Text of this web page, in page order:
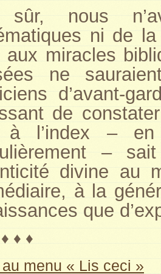
sûr, nous
ni de
aux miracles
ne
d’avant-
de
à l’index –
–
divine au
à la
que
♦ ♦
menu « Lis ceci »